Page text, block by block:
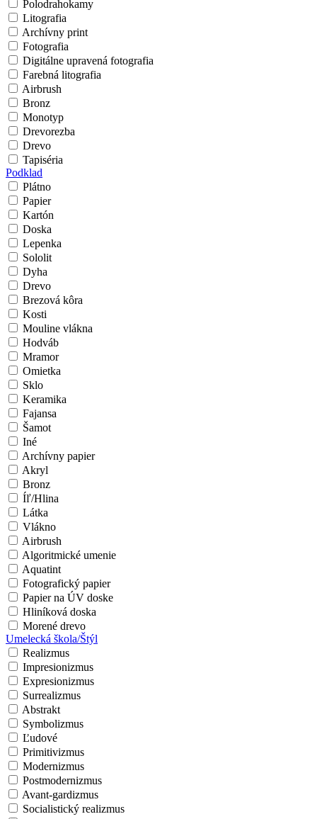
Polodrahokamy
Litografia
Archívny print
Fotografia
Digitálne upravená fotografia
Farebná litografia
Airbrush
Bronz
Monotyp
Drevorezba
Drevo
Tapiséria
Podklad
Plátno
Papier
Kartón
Doska
Lepenka
Sololit
Dyha
Drevo
Brezová kôra
Kosti
Mouline vlákna
Hodváb
Mramor
Omietka
Sklo
Keramika
Fajansa
Šamot
Iné
Archívny papier
Akryl
Bronz
Íľ/Hlina
Látka
Vlákno
Airbrush
Algoritmické umenie
Aquatint
Fotografický papier
Papier na ÚV doske
Hliníková doska
Morené drevo
Umelecká škola/Štýl
Realizmus
Impresionizmus
Expresionizmus
Surrealizmus
Abstrakt
Symbolizmus
Ľudové
Primitivizmus
Modernizmus
Postmodernizmus
Avant-gardizmus
Socialistický realizmus